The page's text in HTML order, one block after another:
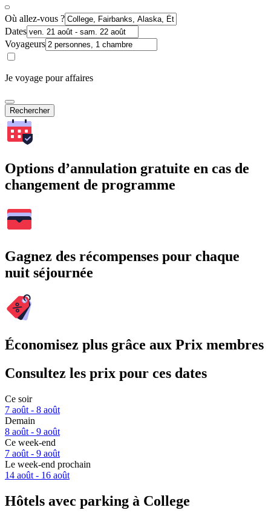
Où allez-vous ?
Dates
Voyageurs
Je voyage pour affaires
Rechercher
Options d’annulation gratuite en cas de
changement de programme
Gagnez des récompenses pour chaque
nuit séjournée
Économisez plus grâce aux Prix membres
Consultez les prix pour ces dates
Ce soir
7 août - 8 août
Demain
8 août - 9 août
Ce week-end
7 août - 9 août
Le week-end prochain
14 août - 16 août
Hôtels avec parking à College